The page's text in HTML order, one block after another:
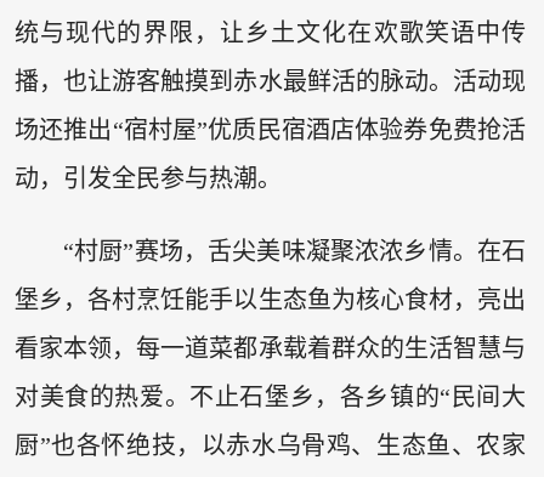
统与现代的界限，让乡土文化在欢歌笑语中传
播，也让游客触摸到赤水最鲜活的脉动。活动现
场还推出“宿村屋”优质民宿酒店体验券免费抢活
动，引发全民参与热潮。
“村厨”赛场，舌尖美味凝聚浓浓乡情。在石
堡乡，各村烹饪能手以生态鱼为核心食材，亮出
看家本领，每一道菜都承载着群众的生活智慧与
对美食的热爱。不止石堡乡，各乡镇的“民间大
厨”也各怀绝技，以赤水乌骨鸡、生态鱼、农家